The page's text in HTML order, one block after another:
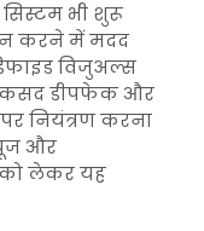
भी शुरू
करने में मदद
विजुअल्स
डीपफेक और
नियंत्रण करना
और
लेकर यह